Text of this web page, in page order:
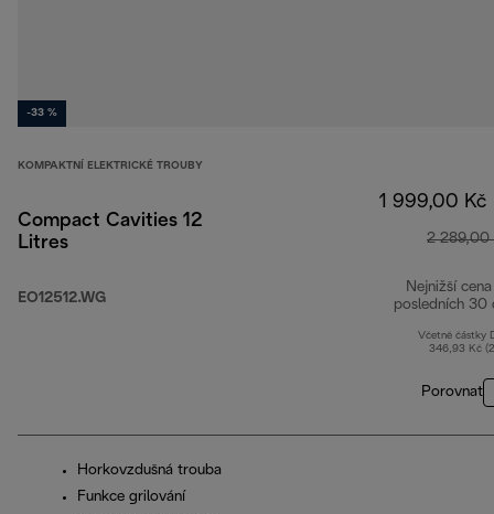
-33 %
KOMPAKTNÍ ELEKTRICKÉ TROUBY
Compact Cavities 12
Litres
EO12512.WG
1 999,00 Kč
2 289,00
Nejnižší
posledních 30
Včetně částky
346,93 Kč
Porovnat
Horkovzdušná trouba
Funkce grilování